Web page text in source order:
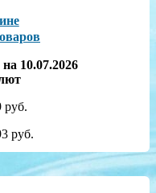
10.07.2026
руб.
руб.